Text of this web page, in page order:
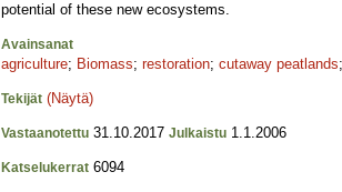
potential of these new ecosystems.
Avainsanat
agriculture; Biomass; restoration; cutaway peatlands;
Tekijät (Näytä)
Vastaanotettu 31.10.2017 Julkaistu 1.1.2006
Katselukerrat 6094